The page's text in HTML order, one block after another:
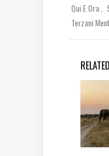
Qui E Ora
Terzani